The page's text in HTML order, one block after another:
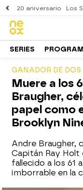
20 aniversario Los
SERIES
GANADOR DE
Muere a los
Braugher,
papel como
Brooklyn
Andre Braugher,
Capitán Ray Holt
fallecido a los 61
imborrable en la